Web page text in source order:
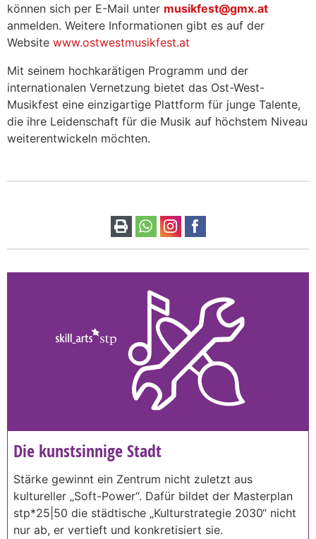
können sich per E-Mail unter musikfest@gmx.at
anmelden. Weitere Informationen gibt es auf der
Website www.ostwestmusikfest.at
Mit seinem hochkarätigen Programm und der
internationalen Vernetzung bietet das Ost-West-
Musikfest eine einzigartige Plattform für junge Talente,
die ihre Leidenschaft für die Musik auf höchstem Niveau
weiterentwickeln möchten.
Die kunstsinnige Stadt
Stärke gewinnt ein Zentrum nicht zuletzt aus
kultureller „Soft-Power“. Dafür bildet der Masterplan
stp*25|50 die städtische „Kulturstrategie 2030“ nicht
nur ab, er vertieft und konkretisiert sie.